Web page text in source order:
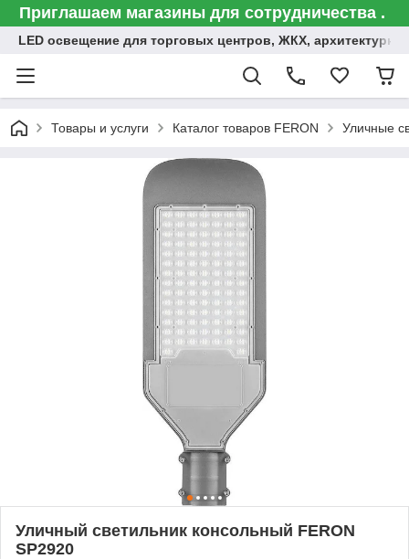
Приглашаем магазины для сотрудничества .
LED освещение для торговых центров, ЖКХ,
Товары и услуги Каталог товаров FERON Уличные
Уличный светильник консольный FERON
SP2920